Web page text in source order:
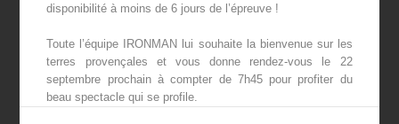
disponibilité à moins de 6 jours de l’épreuve !
Toute l’équipe IRONMAN lui souhaite la bienvenue sur les
terres provençales et vous donne rendez-vous le 22
septembre prochain à compter de 7h45 pour profiter du
beau spectacle qui se profile.